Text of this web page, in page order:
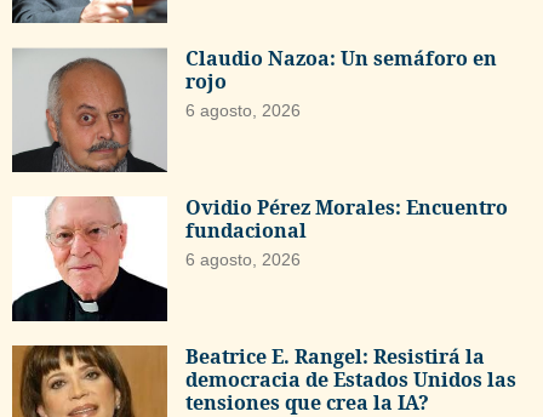
Claudio Nazoa: Un semáforo en
rojo
6 agosto, 2026
Ovidio Pérez Morales: Encuentro
fundacional
6 agosto, 2026
Beatrice E. Rangel: Resistirá la
democracia de Estados Unidos las
tensiones que crea la IA?